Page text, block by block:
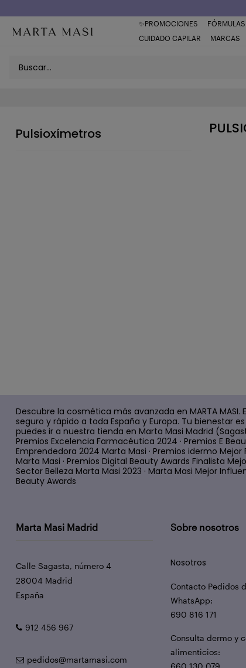
✨PROMOCIONES
CUIDADO CAPILAR
MARCAS
Pulsioxímetros
Descubre la cosmética más avanzada en MARTA
seguro y rápido a toda España y Europa. Tu bienestar
puedes ir a nuestra tienda en Marta Masi Madrid
Premios Excelencia Farmacéutica 2024 · Premios E
Emprendedora 2024 Marta Masi · Premios idermo
Marta Masi · Premios Digital Beauty Awards Finalista
Sector Belleza Marta Masi 2023 · Marta Masi Mejor
Beauty Awards
Marta Masi Madrid
Calle Sagasta, número 4
28004 Madrid
España
912 456 967
pedidos@martamasi.com
Sobre nosotros
Nosotros
Contacto Pedidos
WhatsApp:
690 816 171
Consulta dermo y
alimenticios:
660 130 079